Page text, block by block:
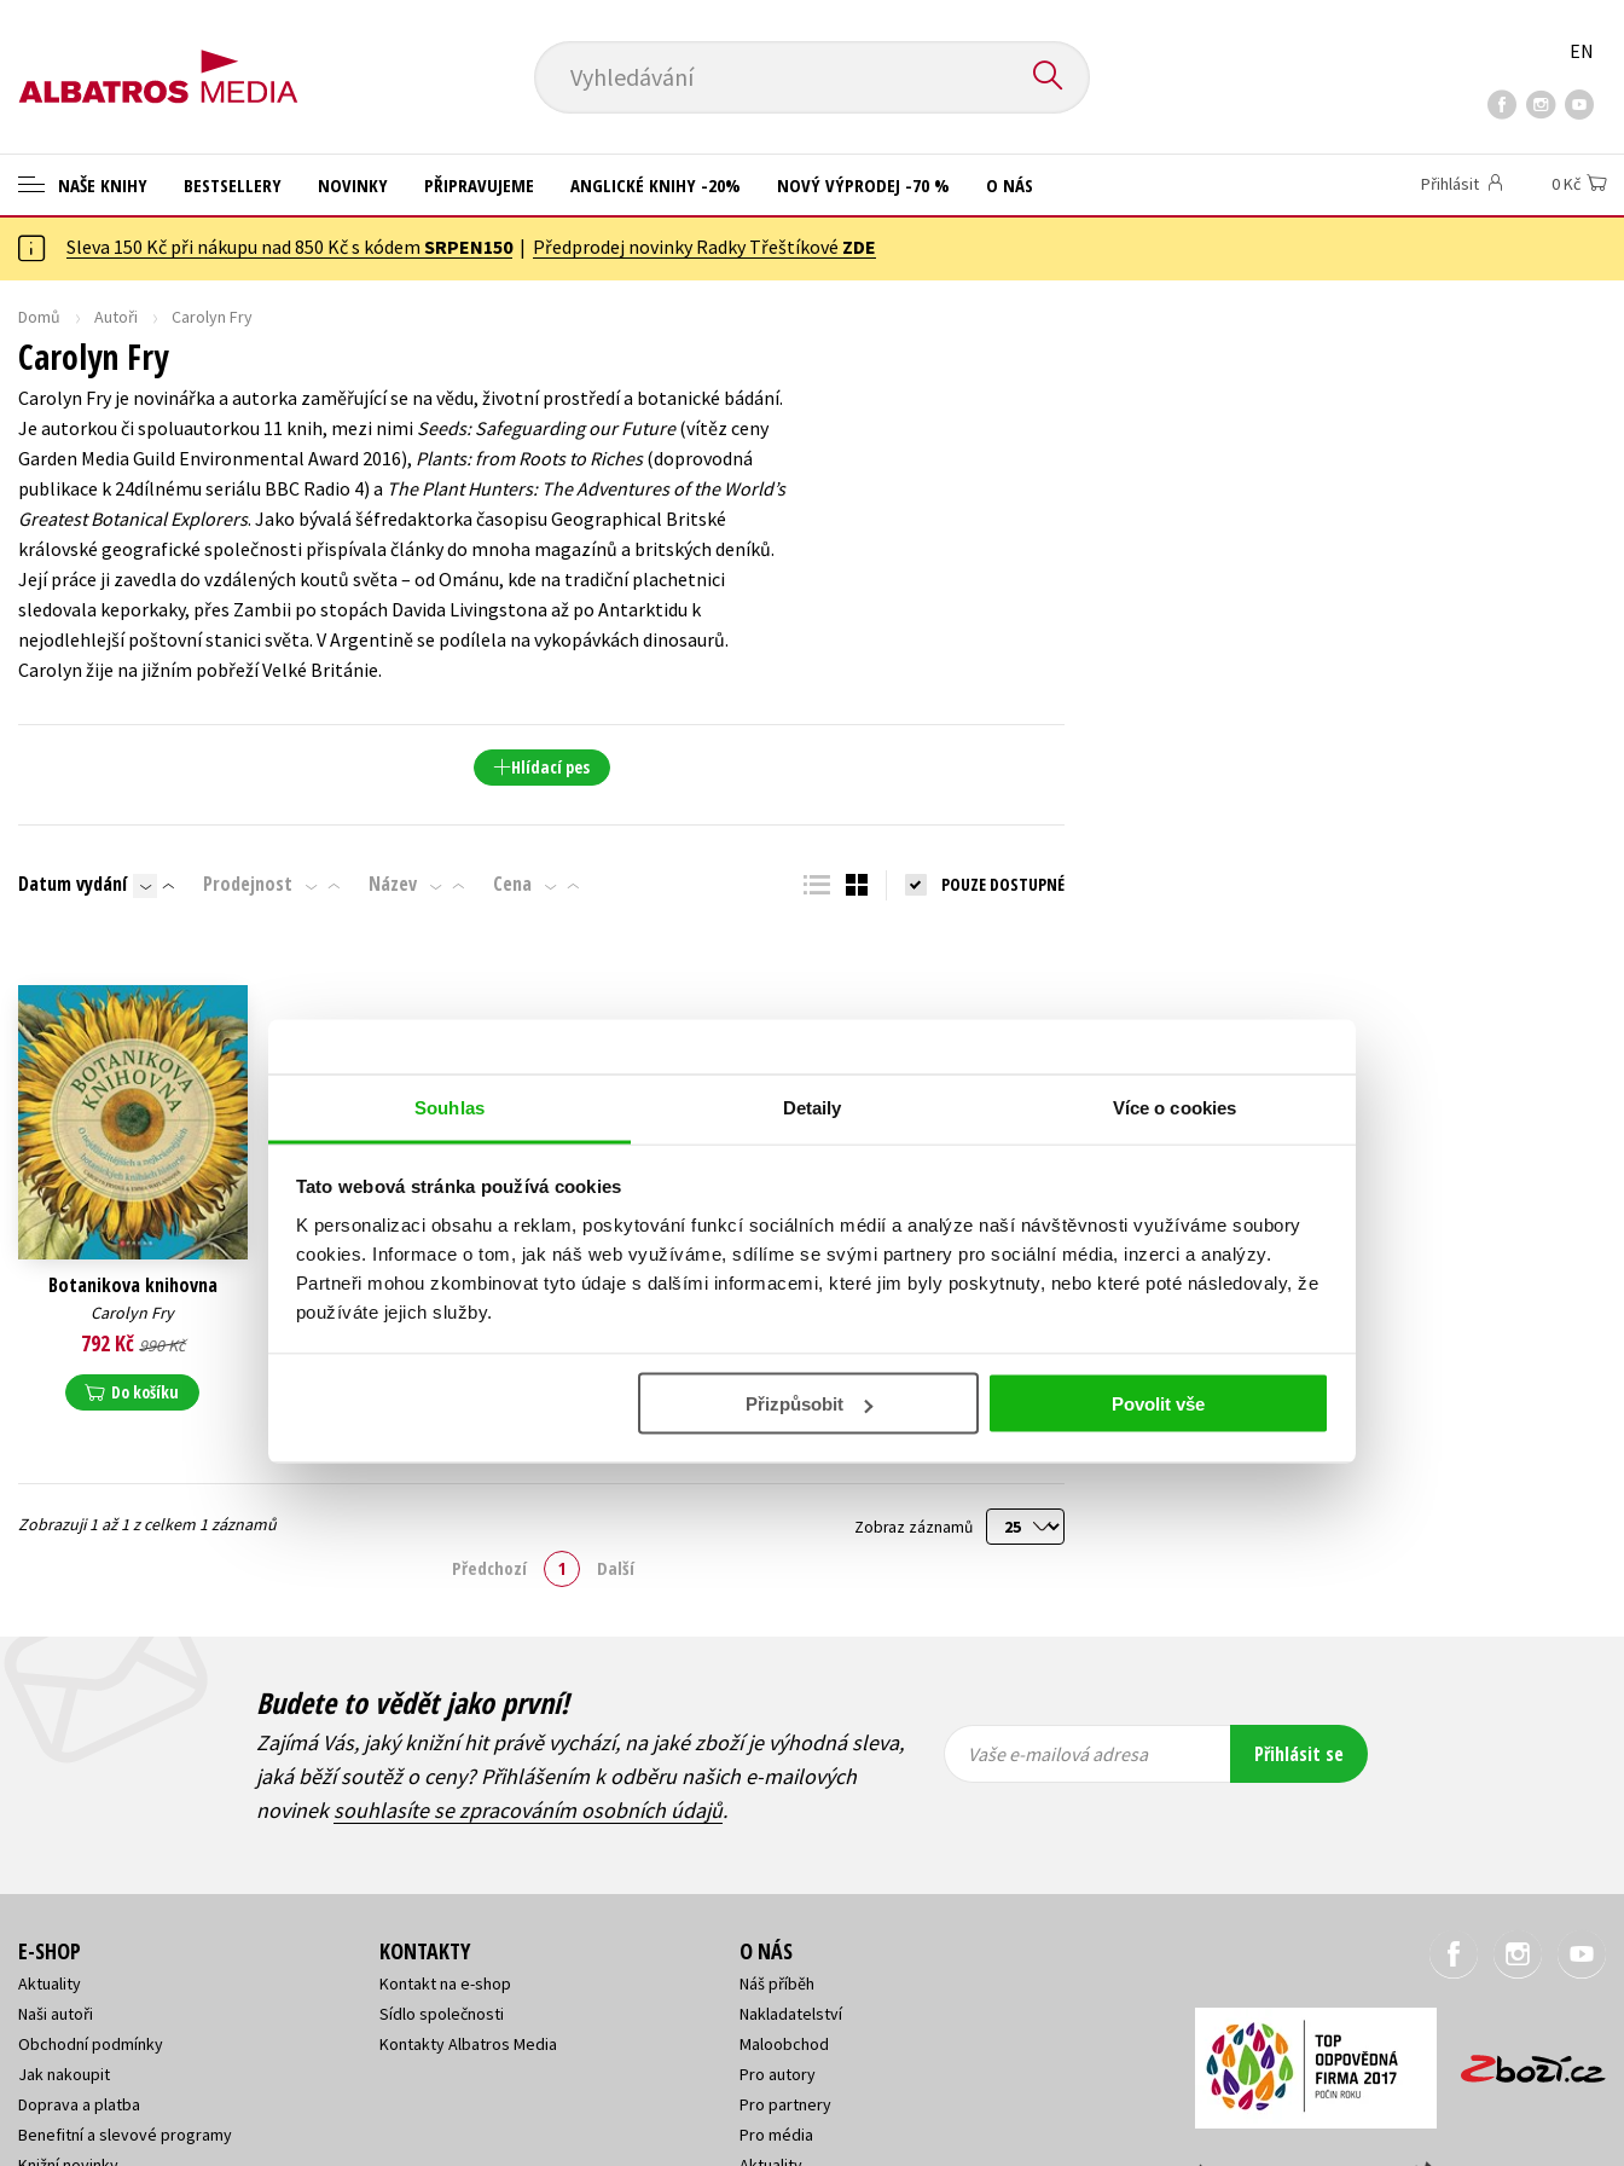
Souhlas Detaily Více o cookies
Tato webová stránka používá cookies
K personalizaci obsahu a reklam, poskytování funkcí sociálních médií a analýze naší návštěvnosti využíváme soubory
cookies. Informace o tom, jak náš web využíváme, sdílíme se svými partnery pro sociální média, inzerci a analýzy.
Partneři mohou zkombinovat tyto údaje s dalšími informacemi, které jim byly poskytnuty, nebo které poté následovaly, že
používáte jejich služby.
Přizpůsobit Povolit vše
Vyhledávání
EN
NAŠE KNIHY
ANGLICKÉ KNIHY -20 %
NOVÝ VÝPRODEJ -70 %
KNIHY S DÁRKEM
ASTERIX S DÁRKEM
🎁DÁRKOVÉ PUBLIKACE
✉️ DÁRKOVÉ POUKAZY
Auto - moto
Beletrie pro děti
Beletrie pro dospělé
Cestování
Digitální fotografie
Esoterika a duchovní svět
Historie a military
Hobby
Jazyky
Kalendáře
Kariéra a osobní rozvoj
Komiks
Ostatní
Počítače
Poezie
Populárně - naučná pro dospělé
Populárně - naučné pro děti
Předškoláci
BESTSELLERY NOVINKY PŘIPRAVUJEME ANGLICKÉ KNIHY -20% NOVÝ VÝPRODEJ -70 % O NÁS Přihlásit 0 Kč
Sleva 150 Kč při nákupu nad 850 Kč s kódem SRPEN150| Předprodej novinky Radky Třeštíkové ZDE
Domů Autoři Carolyn Fry
Carolyn Fry
Carolyn Fry je novinářka a autorka zaměřující se na vědu, životní prostředí a botanické bádání.
Je autorkou či spoluautorkou 11 knih, mezi nimi Seeds: Safeguarding our Future(vítěz ceny
Garden Media Guild Environmental Award 2016), Plants: from Roots to Riches(doprovodná
publikace k 24dílnému seriálu BBC Radio 4) a The Plant Hunters: The Adventures of the World’s
Greatest Botanical Explorers. Jako bývalá šéfredaktorka časopisu Geographical Britské
královské geografické společnosti přispívala články do mnoha magazínů a britských deníků.
Její práce ji zavedla do vzdálených koutů světa – od Ománu, kde na tradiční plachetnici
sledovala keporkaky, přes Zambii po stopách Davida Livingstona až po Antarktidu k
nejodlehlejší poštovní stanici světa. V Argentině se podílela na vykopávkách dinosaurů.
Carolyn žije na jižním pobřeží Velké Británie.
Hlídací pes
Datum vydání Prodejnost Název Cena POUZE DOSTUPNÉ
Botanikova knihovna
Carolyn Fry
792 Kč 990 Kč
Do košíku
Zobraz záznamů
Zobrazuji 1 až 1 z celkem 1 záznamů
Předchozí 1 Další
Budete to vědět jako první!
Zajímá Vás, jaký knižní hit právě vychází, na jaké zboží je výhodná sleva,
jaká běží soutěž o ceny? Přihlášením k odběru našich e-mailových
novineksouhlasíte se zpracováním osobních údajů.
Vaše e-
mailová
Vaše e-
mailová
Vaše e-mailová adresa Přihlásit se
E-SHOP
Aktuality
Naši autoři
Obchodní podmínky
Jak nakoupit
Doprava a platba
Benefitní a slevové programy
KONTAKTY
Kontakt na e-shop
Sídlo společnosti
Kontakty Albatros Media
O NÁS
Náš příběh
Nakladatelství
Maloobchod
Pro autory
Pro partnery
Pro média